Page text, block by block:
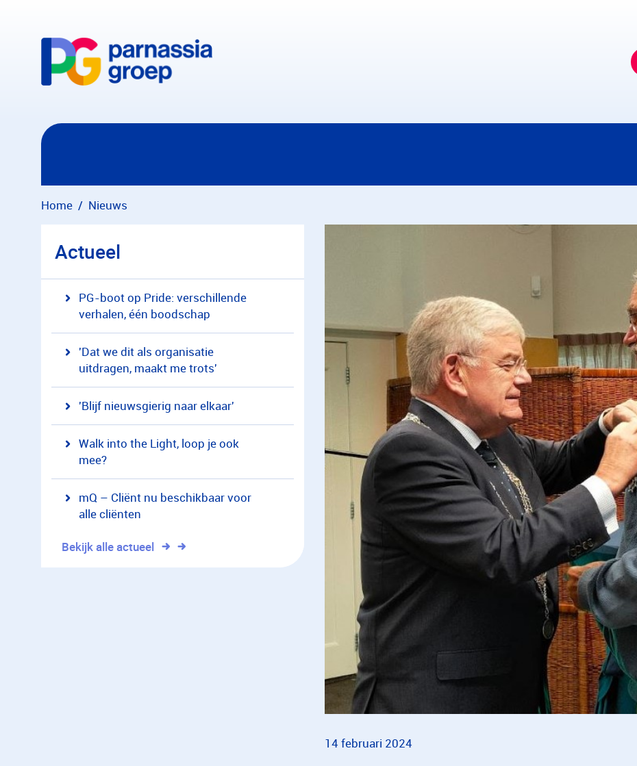
Home Nieuws
Actueel
PG-boot op Pride: verschillende
verhalen, één boodschap
'Dat we dit als organisatie
uitdragen, maakt me trots'
'Blijf nieuwsgierig naar elkaar'
Walk into the Light, loop je ook
mee?
mQ – Cliënt nu beschikbaar voor
alle cliënten
Bekijk alle actueel
14 februari 2024